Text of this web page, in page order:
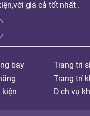
giá cả tốt nhất .
bay
Trang trí
Trang trí
kiện
Dịch vụ